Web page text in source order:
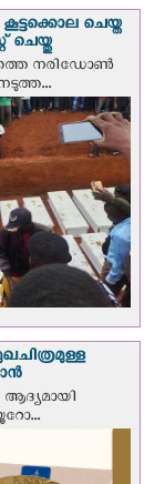
ചെയ്ത
ചെയ്തു
നരിഡോൺ
ആദ്യമായി